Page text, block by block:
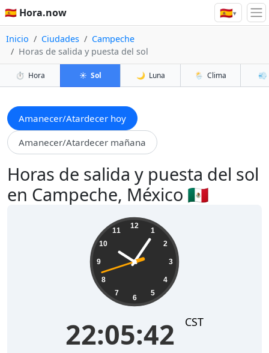
🇪🇸 Hora.now 🇪🇸▾
Inicio Ciudades
Campeche
Horas de salida y puesta del sol
⏱️ Hora ☀️ Sol 🌙 Luna 🌦️ Clima 💨
Amanecer/Atardecer hoy
Amanecer/Atardecer mañana
Horas de salida y puesta del sol
en Campeche, México 🇲🇽
12
1
2
3
4
5
6
7
8
9
10
11
22:05:43 CST